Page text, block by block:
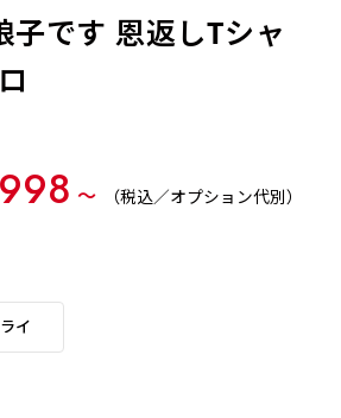
子です 恩返しTシャ
〜 （税込／オプション代別）
イ
ぼり」の様に曖昧でも構い
確認）［ +298円 ］
をお送りします。ご確認のお
）
って入稿してください。［
ます。
ます。
すが高さが30cm 低いです。
、特に女性の目線を意識したい
すが高さが30cm 低いです。
、特に女性の目線を意識したい
チチ無し
四辺補強
した生地です。ポンジと比
みがあります。タペストリー